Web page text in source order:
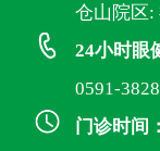
仓山院区:
24小时眼
0591-
门诊时间：